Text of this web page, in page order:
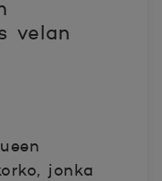
velan
jonka